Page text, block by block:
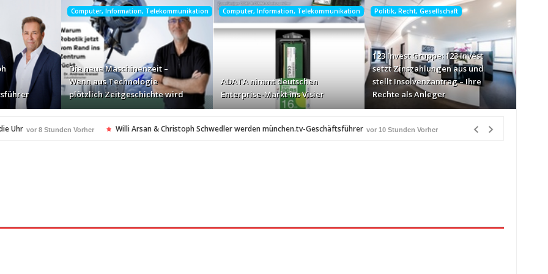
Computer, Information, Telekommunikation
Die neue Maschinenzeit –
Wenn aus Technologie
plötzlich Zeitgeschichte wird
Computer, Information, Telekommunikation
ADATA nimmt deutschen
Enterprise-Markt ins Visier
Politik, Recht, Gesellschaft
123 Invest Gruppe: 123 Invest
setzt Zinszahlungen aus und
stellt Insolvenzantrag – Ihre
Rechte als Anleger
Uhr vor 8 Stunden Vorher Willi Arsan & Christoph Schwedler werden münchen.tv-Geschäftsführer vor 10 Stunden Vorher
Batterie-Unabhängigkeit: Die Entstehung des Battery Valley in Québec
Virginia Beach
Angebot für Hotels